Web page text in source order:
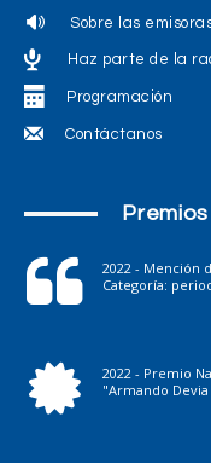
Sobre las
Haz parte de la
Programación
Contáctanos
2022 - Mención
Categoría:
2022 - Premio
"Armando